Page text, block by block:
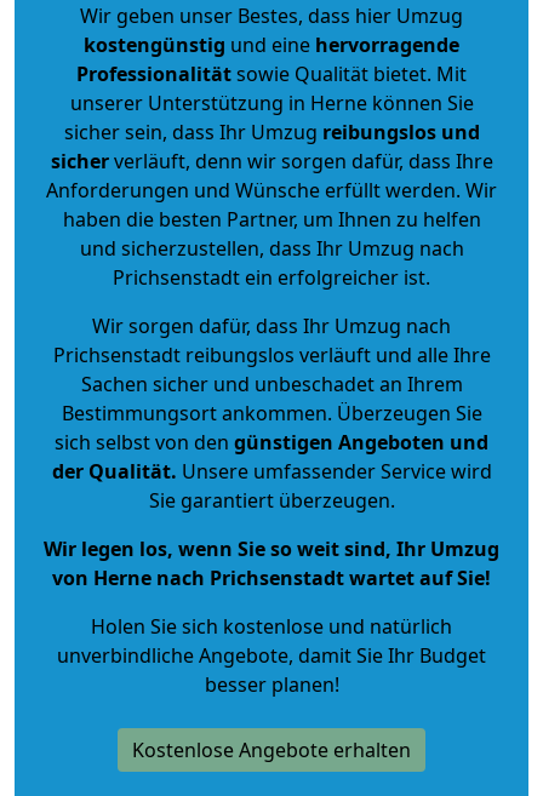
Wir geben unser Bestes, dass hier Umzug
kostengünstig und eine hervorragende
Professionalitätsowie Qualität bietet. Mit
unserer Unterstützung in Herne können Sie
sicher sein, dass Ihr Umzug reibungslos und
sicherverläuft, denn wir sorgen dafür, dass Ihre
Anforderungen und Wünsche erfüllt werden. Wir
haben die besten Partner, um Ihnen zu helfen
und sicherzustellen, dass Ihr Umzug nach
Prichsenstadt ein erfolgreicher ist.
Wir sorgen dafür, dass Ihr Umzug nach
Prichsenstadt reibungslos verläuft und alle Ihre
Sachen sicher und unbeschadet an Ihrem
Bestimmungsort ankommen. Überzeugen Sie
sich selbst von den günstigen Angeboten und
der Qualität. Unsere umfassender Service wird
Sie garantiert überzeugen.
Wir legen los, wenn Sie so weit sind, Ihr Umzug
von Herne nach Prichsenstadt wartet auf Sie!
Holen Sie sich kostenlose und natürlich
unverbindliche Angebote, damit Sie Ihr Budget
besser planen!
Kostenlose Angebote erhalten